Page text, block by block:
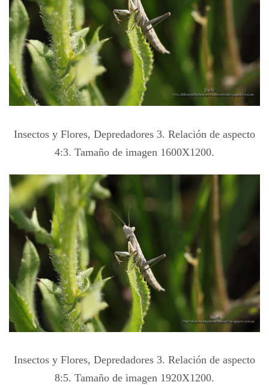
Insectos y Flores, Depredadores 3. Relación de aspecto
4:3. Tamaño de imagen 1600X1200.
Insectos y Flores, Depredadores 3. Relación de aspecto
8:5. Tamaño de imagen 1920X1200.